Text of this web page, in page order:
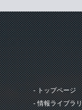
トップページ
情報ライブラ